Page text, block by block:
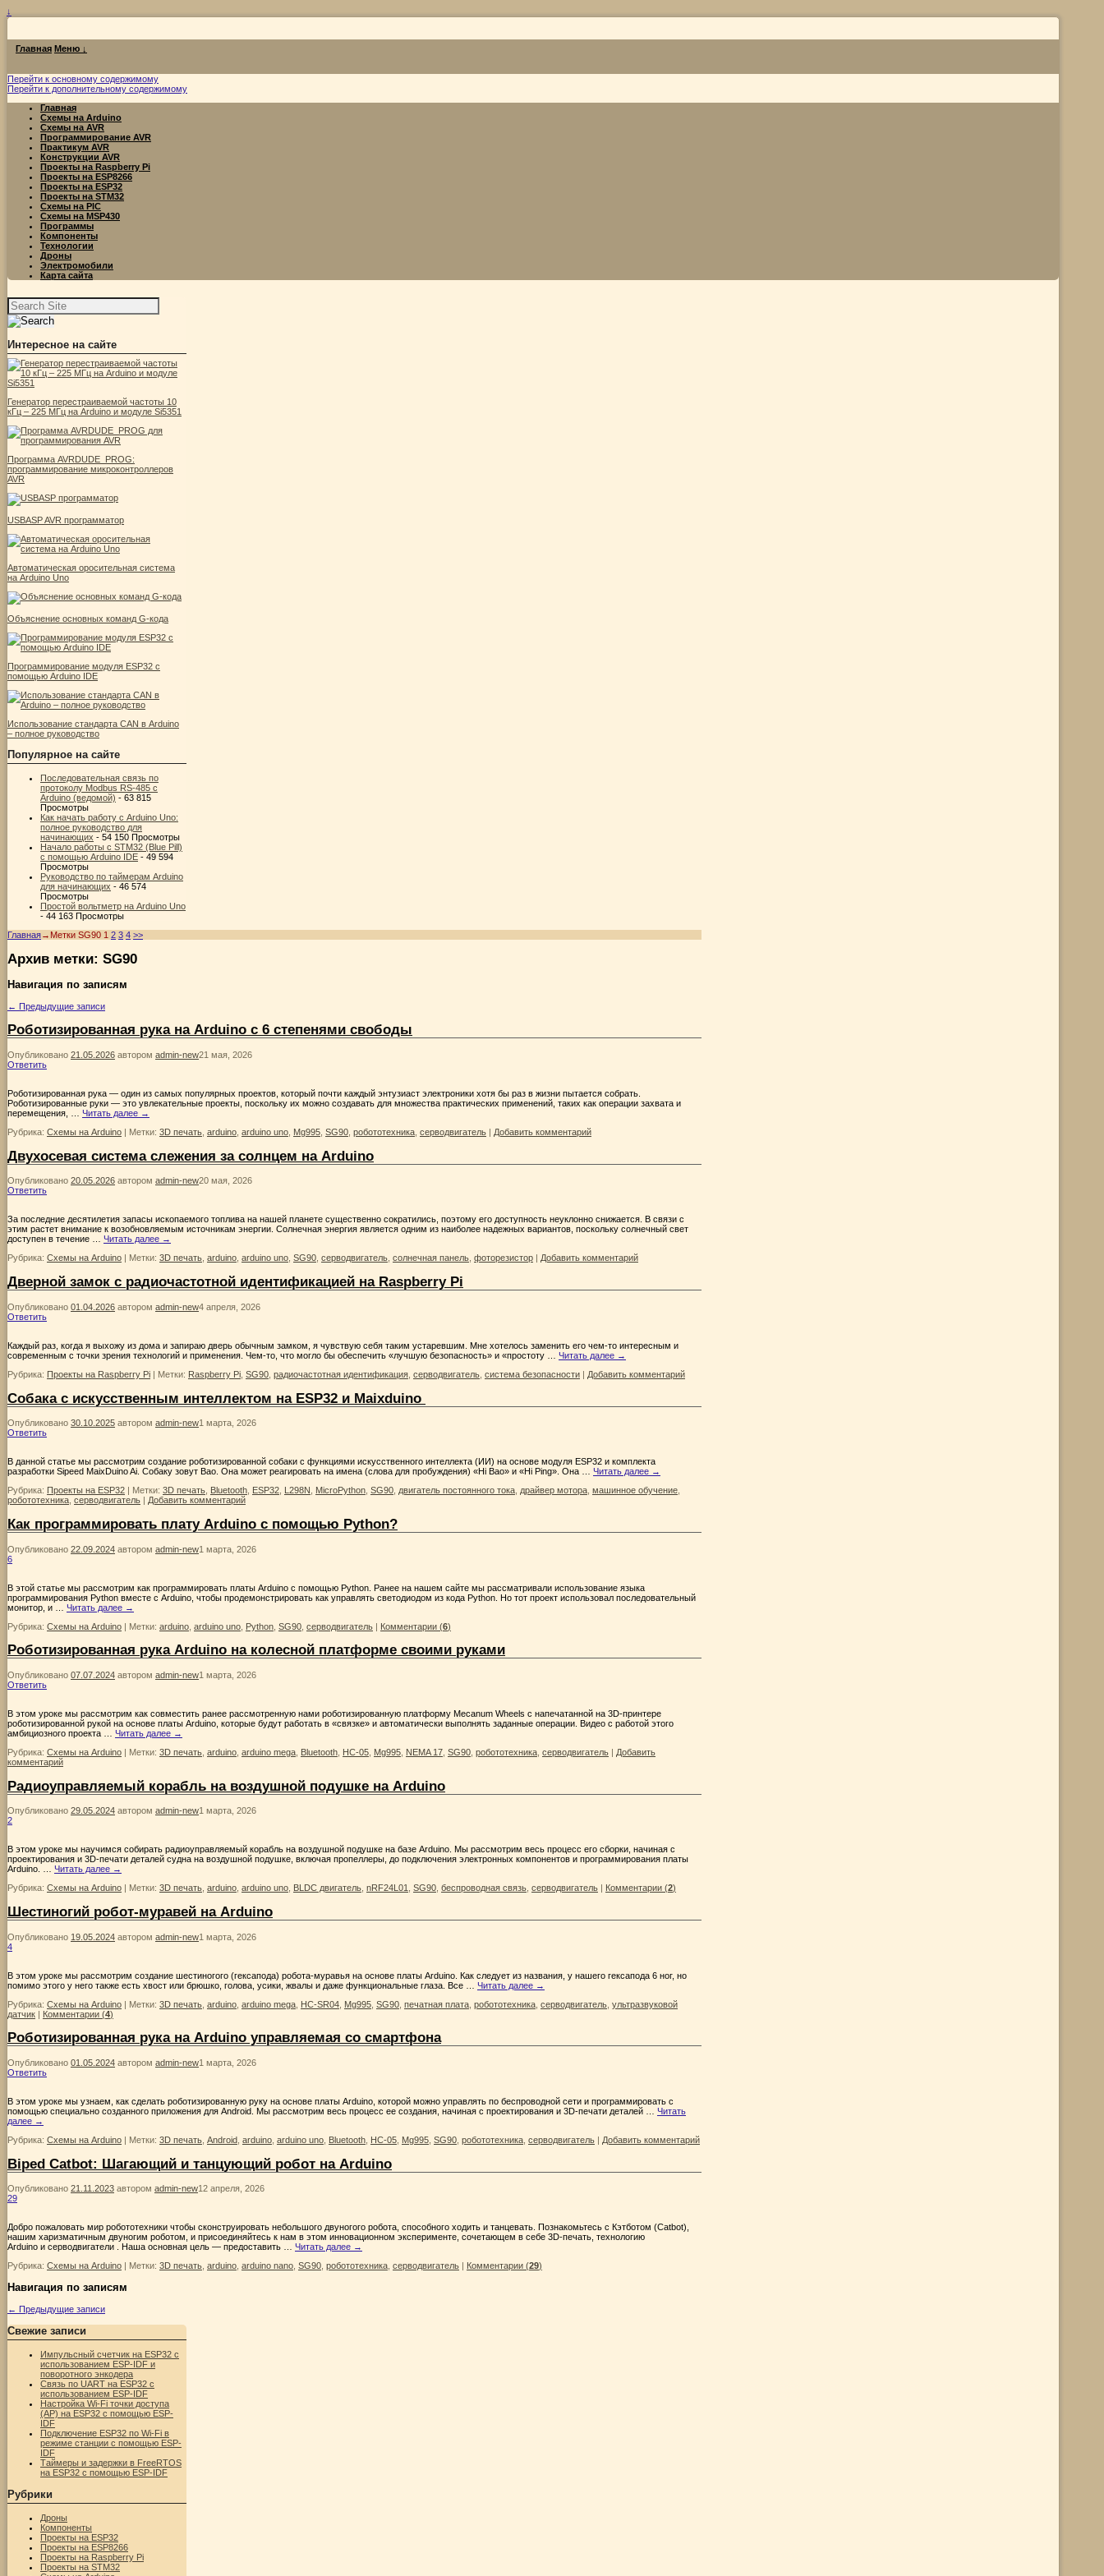
↓
Главная Меню ↓
Перейти к основному содержимому
Перейти к дополнительному содержимому
Главная
Схемы на Arduino
Схемы на AVR
Программирование AVR
Практикум AVR
Конструкции AVR
Проекты на Raspberry Pi
Проекты на ESP8266
Проекты на ESP32
Проекты на STM32
Схемы на PIC
Схемы на MSP430
Программы
Компоненты
Технологии
Дроны
Электромобили
Карта сайта
Найти:
Интересное на сайте
Генератор перестраиваемой частоты 10
кГц – 225 МГц на Arduino и модуле Si5351
Программа AVRDUDE_PROG:
программирование микроконтроллеров
AVR
USBASP AVR программатор
Автоматическая оросительная система
на Arduino Uno
Объяснение основных команд G-кода
Программирование модуля ESP32 с
помощью Arduino IDE
Использование стандарта CAN в Arduino
– полное руководство
Популярное на сайте
Последовательная связь по
протоколу Modbus RS-485 с
Arduino (ведомой) - 63 815
Просмотры
Как начать работу с Arduino Uno:
полное руководство для
начинающих - 54 150 Просмотры
Начало работы с STM32 (Blue Pill)
с помощью Arduino IDE - 49 594
Просмотры
Руководство по таймерам Arduino
для начинающих - 46 574
Просмотры
Простой вольтметр на Arduino Uno
- 44 163 Просмотры
Главная→Метки SG90 1 2 3 4 >>
Архив метки: SG90
Навигация по записям
← Предыдущие записи
Роботизированная рука на Arduino с 6 степенями свободы
Опубликовано 21.05.2026 автором admin-new21 мая, 2026
Ответить
Роботизированная рука — один из самых популярных проектов, который почти каждый энтузиаст электроники хотя бы раз в жизни пытается собрать.
Роботизированные руки — это увлекательные проекты, поскольку их можно создавать для множества практических применений, таких как операции захвата и
перемещения, … Читать далее →
Рубрика: Схемы на Arduino | Метки: 3D печать arduino arduino uno Mg995 SG90 робототехника серводвигатель | Добавить комментарий
Двухосевая система слежения за солнцем на Arduino
Опубликовано 20.05.2026 автором admin-new20 мая, 2026
Ответить
За последние десятилетия запасы ископаемого топлива на нашей планете существенно сократились, поэтому его доступность неуклонно снижается. В связи с
этим растет внимание к возобновляемым источникам энергии. Солнечная энергия является одним из наиболее надежных вариантов, поскольку солнечный свет
доступен в течение … Читать далее →
Рубрика: Схемы на Arduino Метки: 3D печать, arduino, arduino uno, SG90, серводвигатель, солнечная панель, фоторезистор Добавить комментарий
Дверной замок с радиочастотной идентификацией на Raspberry Pi
Опубликовано 01.04.2026 автором admin-new4 апреля, 2026
Ответить
Каждый раз, когда я выхожу из дома и запираю дверь обычным замком, я чувствую себя таким устаревшим. Мне хотелось заменить его чем-то интересным и
современным с точки зрения технологий и применения. Чем-то, что могло бы обеспечить «лучшую безопасность» и «простоту … Читать далее →
Рубрика: Проекты на Raspberry Pi | Метки: Raspberry Pi SG90 радиочастотная идентификация серводвигатель система безопасности | Добавить комментарий
Собака с искусственным интеллектом на ESP32 и Maixduino
Опубликовано 30.10.2025 автором admin-new1 марта, 2026
Ответить
В данной статье мы рассмотрим создание роботизированной собаки с функциями искусственного интеллекта (ИИ) на основе модуля ESP32 и комплекта
разработки Sipeed MaixDuino Ai. Собаку зовут Bao. Она может реагировать на имена (слова для пробуждения) «Hi Bao» и «Hi Ping». Она … Читать далее →
Рубрика: Проекты на ESP32 | Метки: 3D печать Bluetooth ESP32 L298N MicroPython SG90 двигатель постоянного тока драйвер мотора машинное обучение
робототехника серводвигатель | Добавить комментарий
Как программировать плату Arduino с помощью Python?
Опубликовано 22.09.2024 автором admin-new1 марта, 2026
6
В этой статье мы рассмотрим как программировать платы Arduino с помощью Python. Ранее на нашем сайте мы рассматривали использование языка
программирования Python вместе с Arduino, чтобы продемонстрировать как управлять светодиодом из кода Python. Но тот проект использовал последовательный
монитор, и … Читать далее →
Рубрика: Схемы на Arduino | Метки: arduino arduino uno Python SG90 серводвигатель | Комментарии (6)
Роботизированная рука Arduino на колесной платформе своими руками
Опубликовано 07.07.2024 автором admin-new1 марта, 2026
Ответить
В этом уроке мы рассмотрим как совместить ранее рассмотренную нами роботизированную платформу Mecanum Wheels с напечатанной на 3D-принтере
роботизированной рукой на основе платы Arduino, которые будут работать в «связке» и автоматически выполнять заданные операции. Видео с работой этого
амбициозного проекта … Читать далее →
Рубрика: Схемы на Arduino | Метки: 3D печать arduino arduino mega Bluetooth HC-05 Mg995 NEMA 17 SG90 робототехника серводвигатель | Добавить
комментарий
Радиоуправляемый корабль на воздушной подушке на Arduino
Опубликовано 29.05.2024 автором admin-new1 марта, 2026
2
В этом уроке мы научимся собирать радиоуправляемый корабль на воздушной подушке на базе Arduino. Мы рассмотрим весь процесс его сборки, начиная с
проектирования и 3D-печати деталей судна на воздушной подушке, включая пропеллеры, до подключения электронных компонентов и программирования платы
Arduino. … Читать далее →
Рубрика: Схемы на Arduino Метки: 3D печать arduino arduino uno BLDC двигатель nRF24L01 SG90 беспроводная связь серводвигатель Комментарии (2)
Шестиногий робот-муравей на Arduino
Опубликовано 19.05.2024 автором admin-new1 марта, 2026
4
В этом уроке мы рассмотрим создание шестиногого (гексапода) робота-муравья на основе платы Arduino. Как следует из названия, у нашего гексапода 6 ног, но
помимо этого у него также есть хвост или брюшко, голова, усики, жвалы и даже функциональные глаза. Все … Читать далее →
Рубрика: Схемы на Arduino | Метки: 3D печать arduino arduino mega HC-SR04 Mg995 SG90 печатная плата робототехника серводвигатель ультразвуковой
датчик | Комментарии (4)
Роботизированная рука на Arduino управляемая со смартфона
Опубликовано 01.05.2024 автором admin-new1 марта, 2026
Ответить
В этом уроке мы узнаем, как сделать роботизированную руку на основе платы Arduino, которой можно управлять по беспроводной сети и программировать с
помощью специально созданного приложения для Android. Мы рассмотрим весь процесс ее создания, начиная с проектирования и 3D-печати деталей … Читать
далее →
Рубрика: Схемы на Arduino | Метки: 3D печать Android arduino arduino uno Bluetooth HC-05 Mg995 SG90 робототехника серводвигатель | Добавить комментарий
Biped Catbot: Шагающий и танцующий робот на Arduino
Опубликовано 21.11.2023 автором admin-new12 апреля, 2026
29
Добро пожаловать мир робототехники чтобы сконструировать небольшого двуногого робота, способного ходить и танцевать. Познакомьтесь с Кэтботом (Catbot),
нашим харизматичным двуногим роботом, и присоединяйтесь к нам в этом инновационном эксперименте, сочетающем в себе 3D-печать, технологию
Arduino и серводвигатели . Наша основная цель — предоставить … Читать далее →
Рубрика: Схемы на Arduino Метки: 3D печать, arduino, arduino nano, SG90, робототехника, серводвигатель Комментарии (29)
Навигация по записям
← Предыдущие записи
Свежие записи
Импульсный счетчик на ESP32 с
использованием ESP-IDF и
поворотного энкодера
Связь по UART на ESP32 с
использованием ESP-IDF
Настройка Wi-Fi точки доступа
(AP) на ESP32 с помощью ESP-
IDF
Подключение ESP32 по Wi-Fi в
режиме станции с помощью ESP-
IDF
Таймеры и задержки в FreeRTOS
на ESP32 с помощью ESP-IDF
Рубрики
Дроны
Компоненты
Проекты на ESP32
Проекты на ESP8266
Проекты на Raspberry Pi
Проекты на STM32